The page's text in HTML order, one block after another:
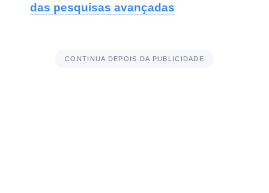
das pesquisas avançadas
CONTINUA DEPOIS DA PUBLICIDADE